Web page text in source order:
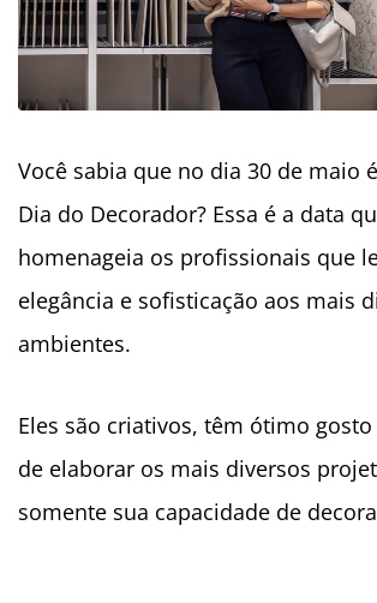
Você sabia que no dia 30 de maio
Dia do Decorador? Essa é a data
homenageia os profissionais que
elegância e sofisticação aos mais
ambientes.
Eles são criativos, têm ótimo gosto
de elaborar os mais diversos
somente sua capacidade de